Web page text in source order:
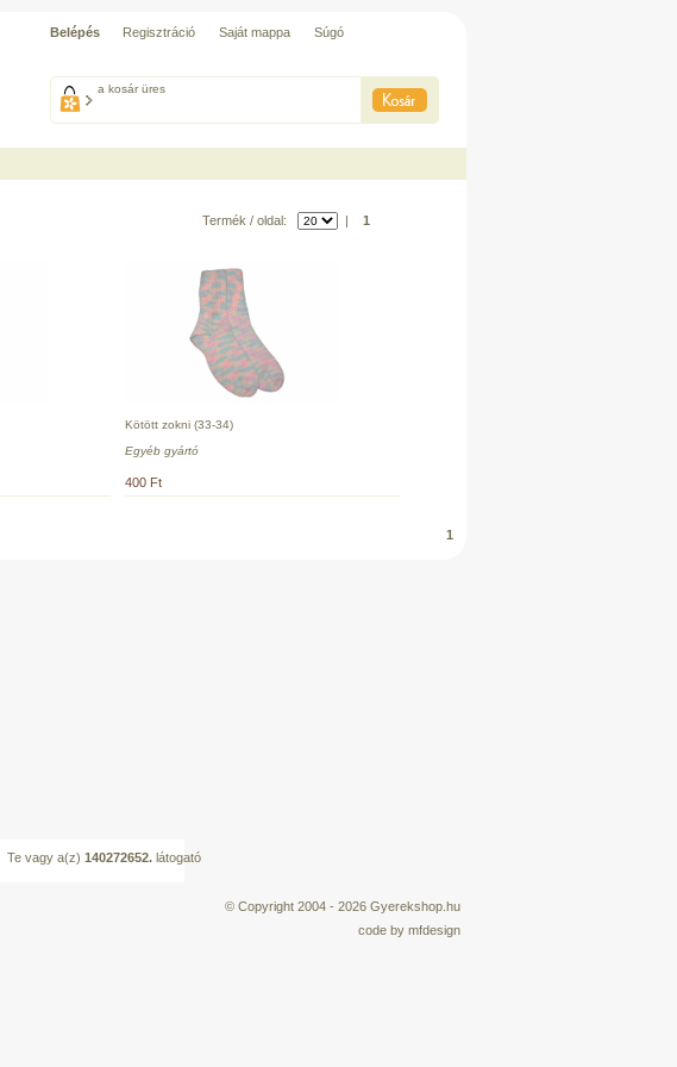
Belépés Regisztráció Saját mappa
Súgó
a kosár üres
Termék / oldal: | 1
Kötött zokni (33-34)
Egyéb gyártó
400 Ft
1
Te vagy a(z) 140272652. látogató
© Copyright 2004 - 2026 Gyerekshop.hu
code by mfdesign